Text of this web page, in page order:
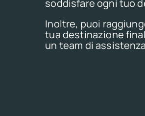
soddisfare ogni tuo
Inoltre, puoi
tua destinazione
un team di